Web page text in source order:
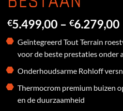
€5.499,00 – €6.279,00
Geïntegreerd Tout Terrain
voor de beste prestaties onder
Onderhoudsarme Rohloff
Thermocrom premium buizen
en de duurzaamheid